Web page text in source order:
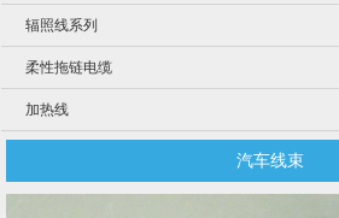
辐照线系列
柔性拖链电缆
加热线
汽车线束